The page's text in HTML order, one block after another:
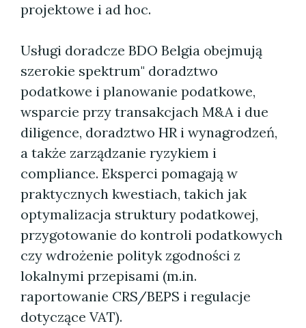
projektowe i ad hoc.
Usługi doradcze BDO Belgia obejmują
szerokie spektrum" doradztwo
podatkowe i planowanie podatkowe,
wsparcie przy transakcjach M&A i due
diligence, doradztwo HR i wynagrodzeń,
a także zarządzanie ryzykiem i
compliance. Eksperci pomagają w
praktycznych kwestiach, takich jak
optymalizacja struktury podatkowej,
przygotowanie do kontroli podatkowych
czy wdrożenie polityk zgodności z
lokalnymi przepisami (m.in.
raportowanie CRS/BEPS i regulacje
dotyczące VAT).